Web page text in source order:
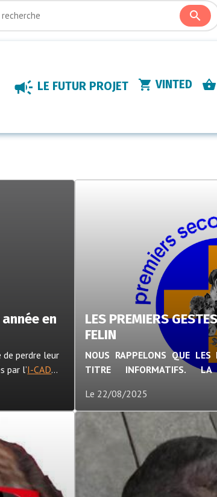
LE FUTUR PROJET VINTED
en
de perdre leur
par l’I-CAD
LES PREMIERS
FELIN
NOUS RAPPELONS QUE
TITRE INFORMATIFS. LA
IMPORTANTES, ILS
PROFESSIONNELLES.
secouriste du travail et la
civiques de niveau 1 et
régulièrement.
Le 22/08/2025